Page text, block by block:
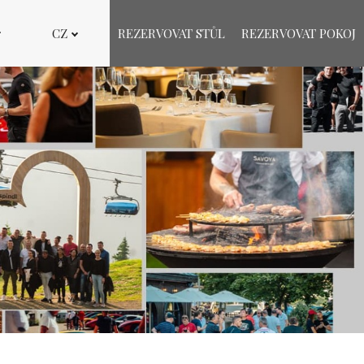
CZ REZERVOVAT STŮL REZERVOVAT POKOJ